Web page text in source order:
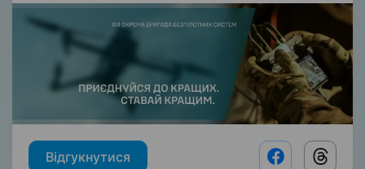
Відгукнутися Facebook